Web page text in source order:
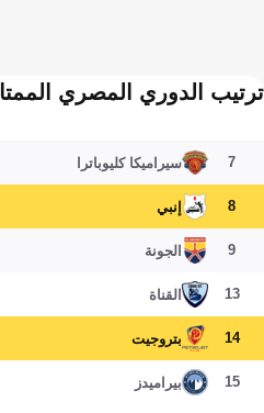
ترتيب الدوري المصري
7 سيراميكا كليوباترا
8 إنبي
9 الجونة
13 القناة
14 بتروجيت
15 بيراميدز